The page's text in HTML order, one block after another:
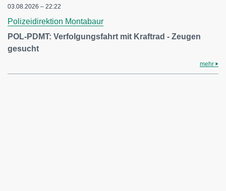
03.08.2026 – 22:22
Polizeidirektion Montabaur
POL-PDMT: Verfolgungsfahrt mit Kraftrad - Zeugen
gesucht
mehr